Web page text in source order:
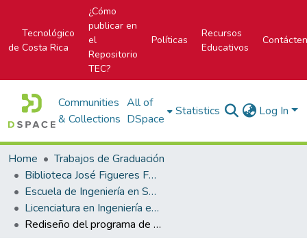
Tecnológico
de Costa Rica
¿Cómo
publicar en
el
Repositorio
TEC?
Políticas
Recursos
Educativos
Communities
& Collections
All of
DSpace
Statistics Log In
Home
Trabajos de Graduación
Biblioteca José Figueres Ferrer
Escuela de Ingeniería en Seguridad Laboral e Higiene Ambiental
Licenciatura en Ingeniería en Seguridad Laboral e Higiene Ambiental
Rediseño del programa de protección radiológica de la planta METALCO S.A. ubicada en La Ceiba de Orotina